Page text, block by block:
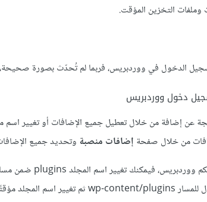
التخزين المؤقت.
الدخول في ووردبريس، فربما لم تُحدّث بصورة
دخول ووردبريس
عن إضافة من خلال تعطيل جميع الإضافات أو تغيير
من خلال صفحة إضافات منصبة وتحديد جميع